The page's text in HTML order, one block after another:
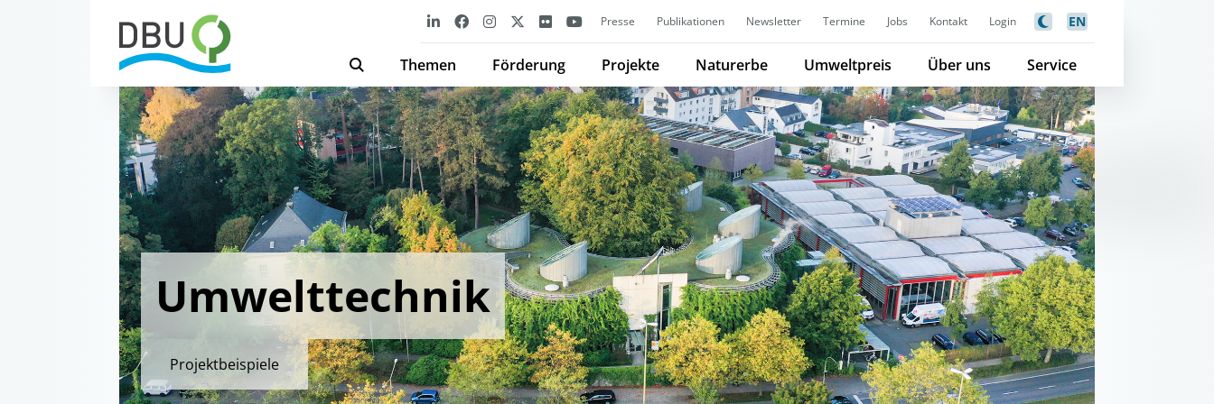
Presse Publikationen Newsletter Termine Jobs Kontakt Login EN
Themen Förderung Projekte Naturerbe Umweltpreis Über uns Service
Umwelttechnik
Projektbeispiele